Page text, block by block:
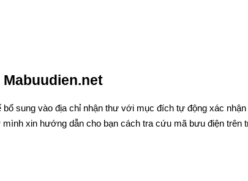
bổ sung vào địa chỉ nhận thư với mục đích tự động xác nhận
xin hướng dẫn cho bạn cách tra cứu mã bưu điện trên